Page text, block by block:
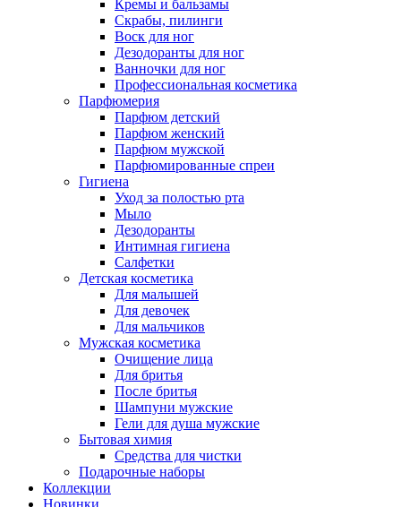
Кремы и бальзамы
Скрабы, пилинги
Воск для ног
Дезодоранты для ног
Ванночки для ног
Профессиональная косметика
Парфюмерия
Парфюм детский
Парфюм женский
Парфюм мужской
Парфюмированные спреи
Гигиена
Уход за полостью рта
Мыло
Дезодоранты
Интимная гигиена
Салфетки
Детская косметика
Для малышей
Для девочек
Для мальчиков
Мужская косметика
Очищение лица
Для бритья
После бритья
Шампуни мужские
Гели для душа мужские
Бытовая химия
Средства для чистки
Подарочные наборы
Коллекции
Новинки